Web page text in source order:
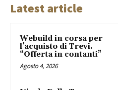
Latest article
Webuild in corsa per
l’acquisto di Trevi.
“Offerta in contanti”
Agosto 4, 2026